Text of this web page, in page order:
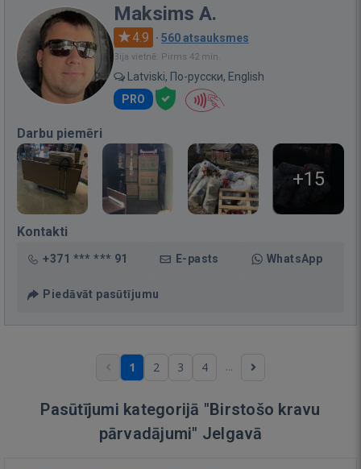
Maksims A.
4.9 · 560 atsauksmes
Bija vietnē: Pirms 42 min.
Latviski, По-русски, English
PRO
Darbu piemēri
+15
Kontakti
+371 *** *** 91 E-pasts WhatsApp
Piedāvāt pasūtījumu
1 2 3 4 ...
Pasūtījumi kategorijā "Birstošo kravu
pārvadājumi" Jelgavā